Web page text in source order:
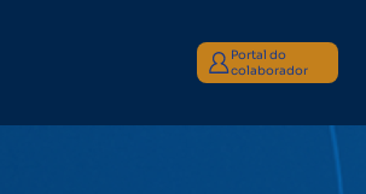
Portal do
colaborador